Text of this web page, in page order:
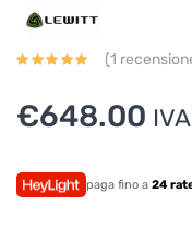
(1
€648.00
paga fino a 24